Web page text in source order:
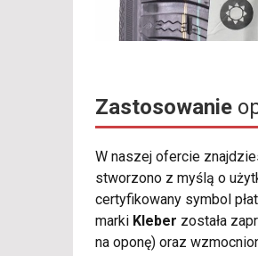
Zastosowanie
W naszej ofercie
stworzono z myślą o
certyfikowany symbol
marki Kleber została
na oponę) oraz